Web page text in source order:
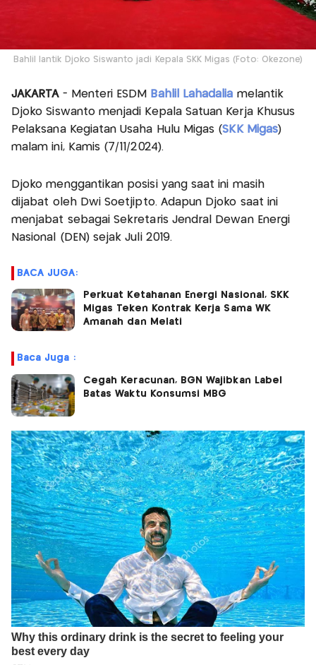
Bahlil lantik Djoko Siswanto jadi Kepala SKK Migas (Foto: Okezone)
JAKARTA- Menteri ESDM Bahlil Lahadalia melantik
Djoko Siswanto menjadi Kepala Satuan Kerja Khusus
Pelaksana Kegiatan Usaha Hulu Migas (SKK Migas)
malam ini, Kamis (7/11/2024).
Djoko menggantikan posisi yang saat ini masih
dijabat oleh Dwi Soetjipto. Adapun Djoko saat ini
menjabat sebagai Sekretaris Jendral Dewan Energi
Nasional (DEN) sejak Juli 2019.
BACA JUGA:
Perkuat Ketahanan Energi Nasional, SKK
Migas Teken Kontrak Kerja Sama WK
Amanah dan Melati
Baca Juga :
Cegah Keracunan, BGN Wajibkan Label
Batas Waktu Konsumsi MBG